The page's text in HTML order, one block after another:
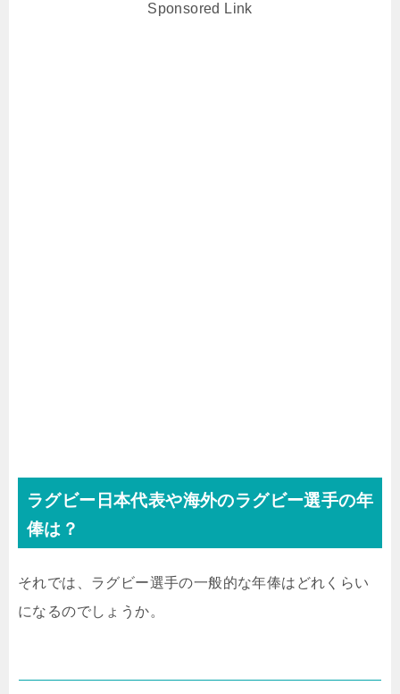
Sponsored Link
ラグビー日本代表や海外のラグビー選手の年
俸は？
それでは、ラグビー選手の一般的な年俸はどれくらい
になるのでしょうか。